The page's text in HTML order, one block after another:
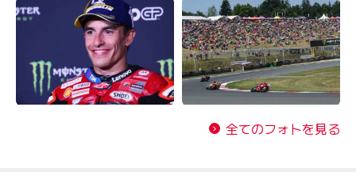
全てのフォトを見る